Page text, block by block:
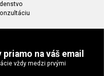
na váš email
vždy medzi prvými